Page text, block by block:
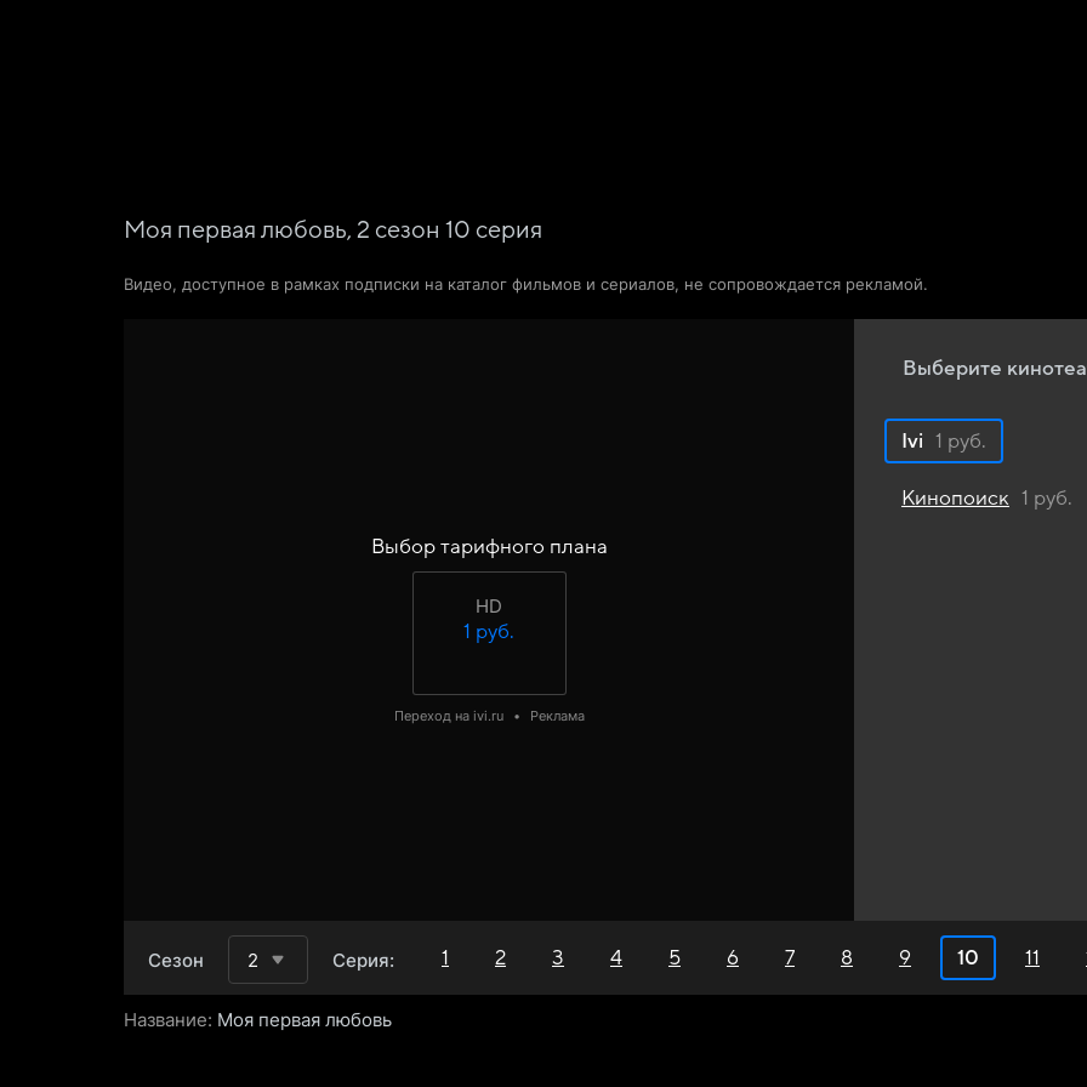
Моя первая любовь, 2 сезон 10 серия
Видео, доступное в рамках подписки на каталог фильмов и сериалов, не сопровождается рекламой.
Выбор тарифного плана
HD
1 руб.
Переход на ivi.ru • Реклама
Выберите
Ivi 1 руб.
Кинопоиск 1 руб.
Сезон 2 Серия: 1 2 3 4 5 6 7 8 9 10 11
Название: Моя первая любовь